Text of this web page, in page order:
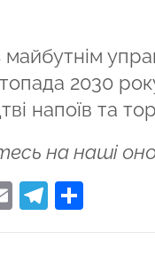
майбутнім
2030
напоїв та
на наші
EmailTelegram